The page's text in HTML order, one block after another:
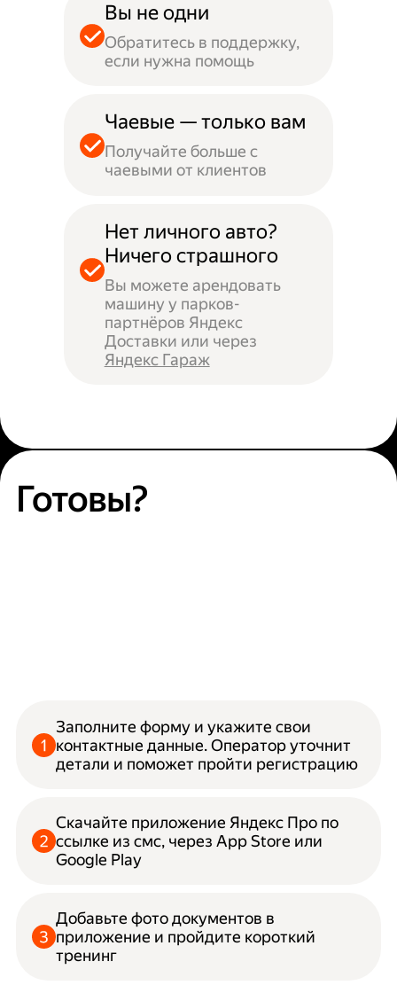
Вы не одни
Обратитесь в поддержку,
если нужна помощь
Чаевые — только вам
Получайте больше с
чаевыми от клиентов
Нет личного авто?
Ничего страшного
Вы можете арендовать
машину у парков-
партнёров Яндекс
Доставки или через
Яндекс Гараж
Готовы?
Заполните форму и укажите свои
контактные данные. Оператор уточнит
детали и поможет пройти регистрацию
Скачайте приложение Яндекс Про по
ссылке из смс, через App Store или
Google Play
Добавьте фото документов в
приложение и пройдите короткий
тренинг